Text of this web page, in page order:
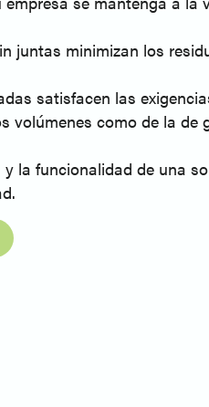
juntas minimizan los
satisfacen las
volúmenes como de la de
la funcionalidad de una